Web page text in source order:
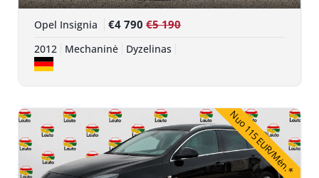
Opel Insignia €4 790 €5 190
2012 Mechaninė Dyzelinas
Nuo 115 EUR/Mėn.*